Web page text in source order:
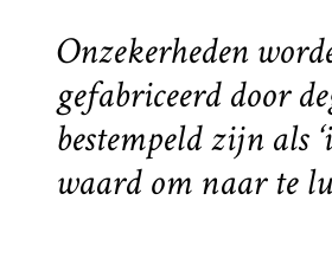
Onzekerheden
gefabriceerd door
bestempeld zijn als
waard om naar te